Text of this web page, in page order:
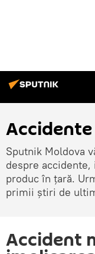
Accidente
Sputnik Moldova
despre
produc în țară.
primii știri de
Accident